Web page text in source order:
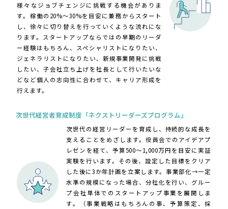
様々なジョブチェンジに挑戦する機会がありま
す。稼働の20%～30%を目安に兼務からスタート
し、徐々に切り替えを行っていくような流れにな
ります。スタートアップならではの早期のリーダ
ー経験はもちろん、スペシャリストになりたい、
ジェネラリストになりたい、新規事業開発に挑戦
したい、子会社立ち上げを社長として行いたいな
どなど個人の志向性に合わせて、キャリア形成を
行えます。
次世代経営者育成制度「ネクストリーダーズプログラム」
次世代の経営リーダーを育成し、持続的な成長を
支えることをめざします。役員会でのアイデアプ
レゼンを経て、予算500～1,000万円を目安に実証
実験を行います。その後、設定した目標をクリア
した後に3か年計画を立案します。事業部化→一定
水準の規模になった場合、分社化を行い、グルー
プ会社単体でのスタートアップ事業を展開しま
す。（事業戦略はもちろんの事、予算策定、採